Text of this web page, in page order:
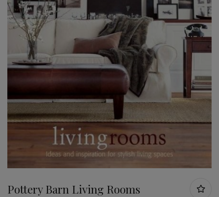
Pottery Barn Living Rooms